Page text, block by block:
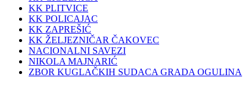
KK PLITVICE
KK POLICAJAC
KK ZAPREŠIĆ
KK ŽELJEZNIČAR ČAKOVEC
NACIONALNI SAVEZI
NIKOLA MAJNARIĆ
ZBOR KUGLAČKIH SUDACA GRADA OGULINA